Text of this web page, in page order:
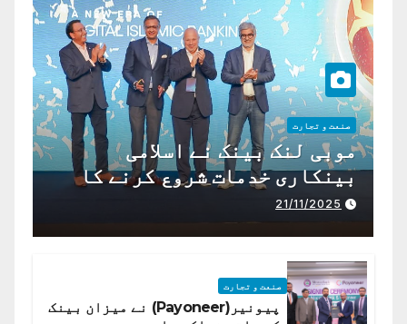
صنعت و تجارت
موبی لنک بینک نے اسلامی
بینکاری خدمات شروع کرنے کا
اعلان کیا ہے،
21/11/2025
صنعت و تجارت
پیونیر(Payoneer) نے میزان بینک